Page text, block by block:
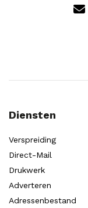
Diensten
Verspreiding
Direct-Mail
Drukwerk
Adverteren
Adressenbestand